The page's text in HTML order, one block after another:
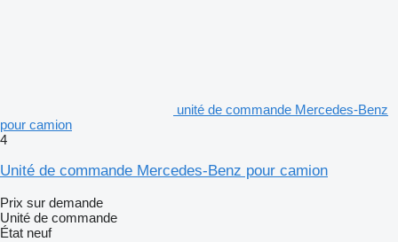
unité de commande Mercedes-Benz
pour camion
4
Unité de commande Mercedes-Benz pour camion
Prix sur demande
Unité de commande
État neuf